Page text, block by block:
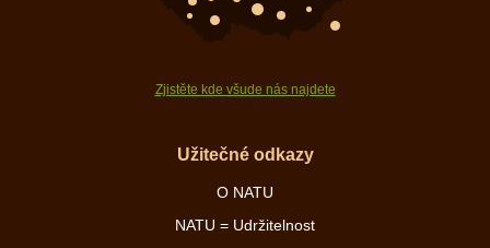
Zjistěte kde všude nás najdete
Užitečné odkazy
O NATU
NATU = Udržitelnost